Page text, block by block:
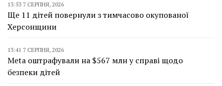
13:53 7 СЕРПНЯ, 2026
Ще 11 дітей повернули з тимчасово окупованої
Херсонщини
13:41 7 СЕРПНЯ, 2026
Meta оштрафували на $567 млн у справі щодо
безпеки дітей